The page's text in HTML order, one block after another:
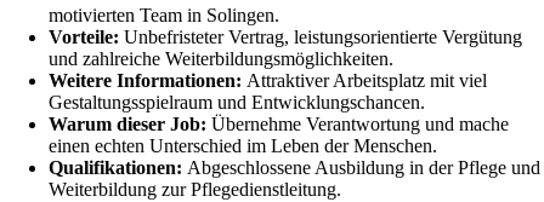
motivierten Team in Solingen.
Vorteile: Unbefristeter Vertrag, leistungsorientierte Vergütung
und zahlreiche Weiterbildungsmöglichkeiten.
Weitere Informationen: Attraktiver Arbeitsplatz mit viel
Gestaltungsspielraum und Entwicklungschancen.
Warum dieser Job: Übernehme Verantwortung und mache
einen echten Unterschied im Leben der Menschen.
Qualifikationen: Abgeschlossene Ausbildung in der Pflege und
Weiterbildung zur Pflegedienstleitung.